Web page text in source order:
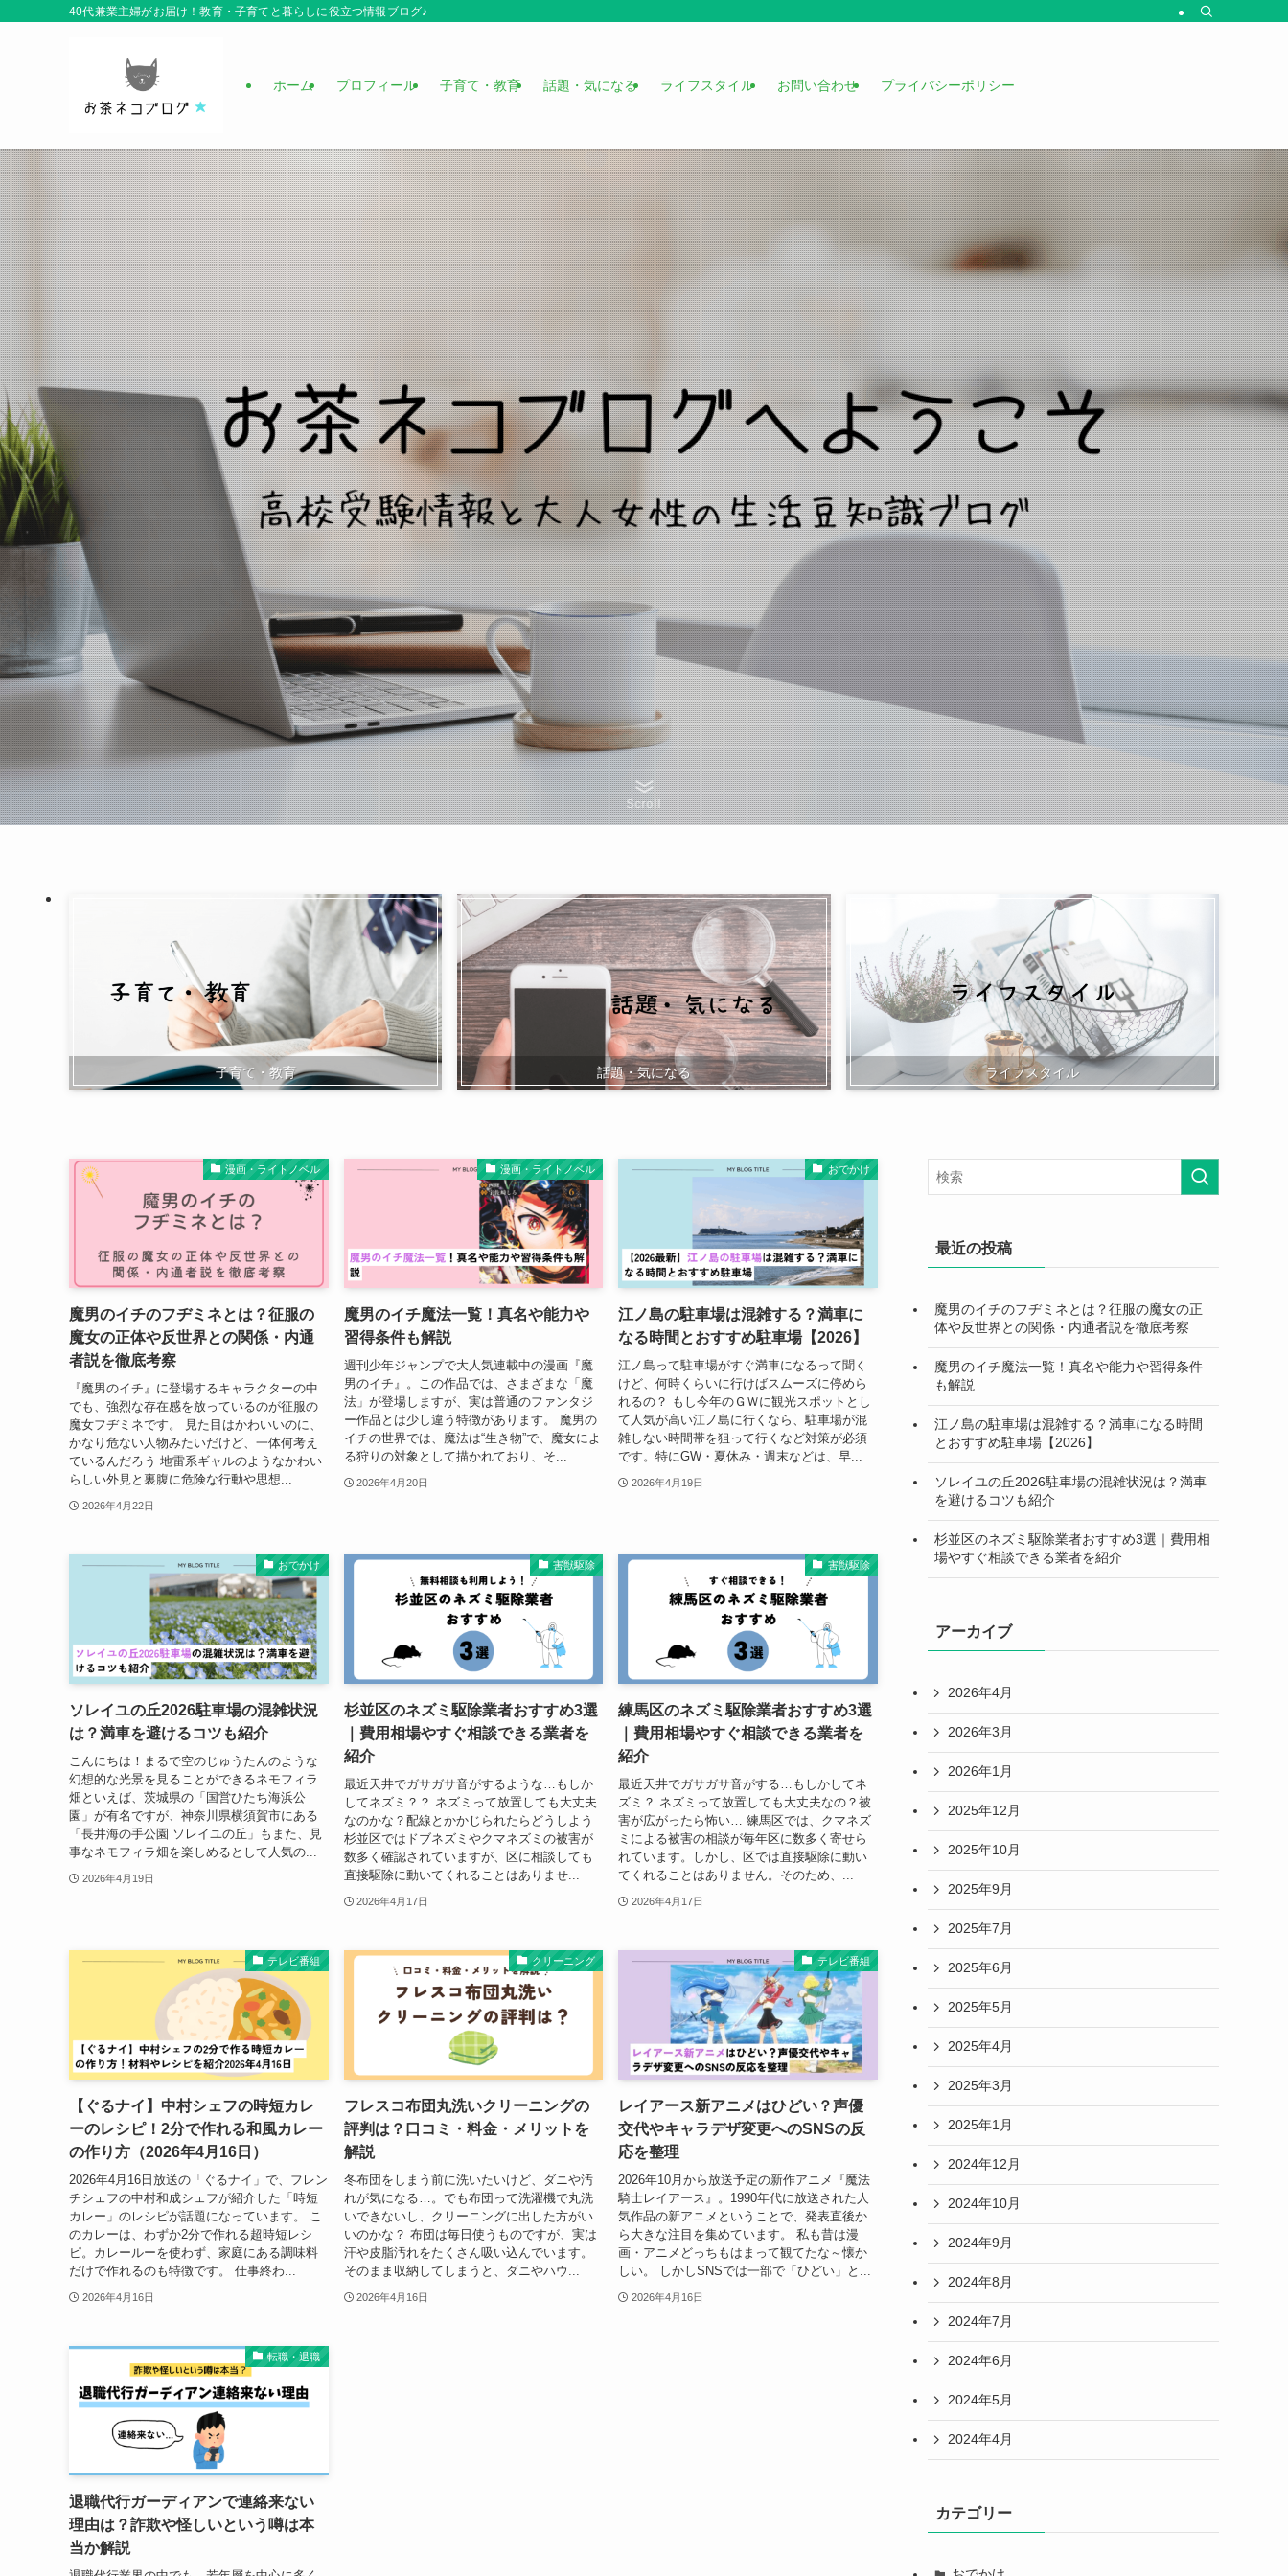
40代兼業主婦がお届け！教育・子育てと暮らしに役立つ情報ブログ♪
ホーム プロフィール 子育て・教育 話題・気になる ライフスタイル お問い合わせ プライバシーポリシー
Scroll
子育て・教育 話題・気になる ライフスタイル
漫画・ライトノベル
魔男のイチのフヂミネとは？征服の
魔女の正体や反世界との関係・内通
者説を徹底考察
『魔男のイチ』に登場するキャラクターの中
でも、強烈な存在感を放っているのが征服の
魔女フヂミネです。 見た目はかわいいのに、
かなり危ない人物みたいだけど、一体何考え
ているんだろう 地雷系ギャルのようなかわい
らしい外見と裏腹に危険な行動や思想...
2026年4月22日
漫画・ライトノベル
魔男のイチ魔法一覧！真名や能力や
習得条件も解説
週刊少年ジャンプで大人気連載中の漫画『魔
男のイチ』。この作品では、さまざまな「魔
法」が登場しますが、実は普通のファンタジ
ー作品とは少し違う特徴があります。 魔男の
イチの世界では、魔法は“生き物”で、魔女によ
る狩りの対象として描かれており、そ...
2026年4月20日
おでかけ
江ノ島の駐車場は混雑する？満車に
なる時間とおすすめ駐車場【2026】
江ノ島って駐車場がすぐ満車になるって聞く
けど、何時くらいに行けばスムーズに停めら
れるの？ もし今年のＧＷに観光スポットとし
て人気が高い江ノ島に行くなら、駐車場が混
雑しない時間帯を狙って行くなど対策が必須
です。特にGW・夏休み・週末などは、早...
2026年4月19日
おでかけ
ソレイユの丘2026駐車場の混雑状況
は？満車を避けるコツも紹介
こんにちは！まるで空のじゅうたんのような
幻想的な光景を見ることができるネモフィラ
畑といえば、茨城県の「国営ひたち海浜公
園」が有名ですが、神奈川県横須賀市にある
「長井海の手公園 ソレイユの丘」もまた、見
事なネモフィラ畑を楽しめるとして人気の...
2026年4月19日
害獣駆除
杉並区のネズミ駆除業者おすすめ3選
｜費用相場やすぐ相談できる業者を
紹介
最近天井でガサガサ音がするような…もしか
してネズミ？？ ネズミって放置しても大丈夫
なのかな？配線とかかじられたらどうしよう
杉並区ではドブネズミやクマネズミの被害が
数多く確認されていますが、区に相談しても
直接駆除に動いてくれることはありませ...
2026年4月17日
害獣駆除
練馬区のネズミ駆除業者おすすめ3選
｜費用相場やすぐ相談できる業者を
紹介
最近天井でガサガサ音がする…もしかしてネ
ズミ？ ネズミって放置しても大丈夫なの？被
害が広がったら怖い… 練馬区では、クマネズ
ミによる被害の相談が毎年区に数多く寄せら
れています。しかし、区では直接駆除に動い
てくれることはありません。そのため、...
2026年4月17日
テレビ番組
【ぐるナイ】中村シェフの時短カレ
ーのレシピ！2分で作れる和風カレー
の作り方（2026年4月16日）
2026年4月16日放送の「ぐるナイ」で、フレン
チシェフの中村和成シェフが紹介した「時短
カレー」のレシピが話題になっています。 こ
のカレーは、わずか2分で作れる超時短レシ
ピ。カレールーを使わず、家庭にある調味料
だけで作れるのも特徴です。 仕事終わ...
2026年4月16日
クリーニング
フレスコ布団丸洗いクリーニングの
評判は？口コミ・料金・メリットを
解説
冬布団をしまう前に洗いたいけど、ダニや汚
れが気になる…。でも布団って洗濯機で丸洗
いできないし、クリーニングに出した方がい
いのかな？ 布団は毎日使うものですが、実は
汗や皮脂汚れをたくさん吸い込んでいます。
そのまま収納してしまうと、ダニやハウ...
2026年4月16日
テレビ番組
レイアース新アニメはひどい？声優
交代やキャラデザ変更へのSNSの反
応を整理
2026年10月から放送予定の新作アニメ『魔法
騎士レイアース』。1990年代に放送された人
気作品の新アニメということで、発表直後か
ら大きな注目を集めています。 私も昔は漫
画・アニメどっちもはまって観てたな～懐か
しい。 しかしSNSでは一部で「ひどい」と...
2026年4月16日
転職・退職
退職代行ガーディアンで連絡来ない
理由は？詐欺や怪しいという噂は本
当か解説
最近の投稿
魔男のイチのフヂミネとは？征服の魔女の正
体や反世界との関係・内通者説を徹底考察
魔男のイチ魔法一覧！真名や能力や習得条件
も解説
江ノ島の駐車場は混雑する？満車になる時間
とおすすめ駐車場【2026】
ソレイユの丘2026駐車場の混雑状況は？満車
を避けるコツも紹介
杉並区のネズミ駆除業者おすすめ3選｜費用相
場やすぐ相談できる業者を紹介
アーカイブ
2026年4月
2026年3月
2026年1月
2025年12月
2025年10月
2025年9月
2025年7月
2025年6月
2025年5月
2025年4月
2025年3月
2025年1月
2024年12月
2024年10月
2024年9月
2024年8月
2024年7月
2024年6月
2024年5月
2024年4月
カテゴリー